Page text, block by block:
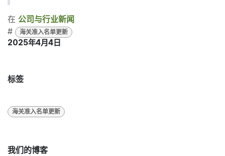
在 公司与行业新闻
#
海关准入名单更新
2025年4月4日
标签
海关准入名单更新
我们的博客